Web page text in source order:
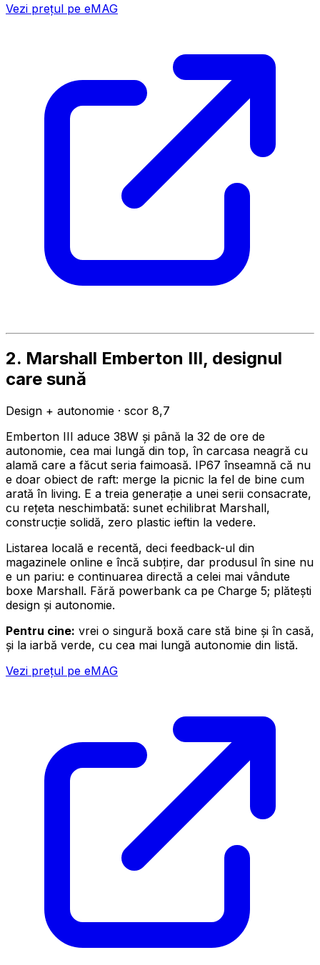
Vezi prețul pe eMAG
2. Marshall Emberton III, designul
care sună
Design + autonomie · scor 8,7
Emberton III aduce 38W și până la 32 de ore de
autonomie, cea mai lungă din top, în carcasa neagră cu
alamă care a făcut seria faimoasă. IP67 înseamnă că nu
e doar obiect de raft: merge la picnic la fel de bine cum
arată în living. E a treia generație a unei serii consacrate,
cu rețeta neschimbată: sunet echilibrat Marshall,
construcție solidă, zero plastic ieftin la vedere.
Listarea locală e recentă, deci feedback-ul din
magazinele online e încă subțire, dar produsul în sine nu
e un pariu: e continuarea directă a celei mai vândute
boxe Marshall. Fără powerbank ca pe Charge 5; plătești
design și autonomie.
Pentru cine: vrei o singură boxă care stă bine și în casă,
și la iarbă verde, cu cea mai lungă autonomie din listă.
Vezi prețul pe eMAG